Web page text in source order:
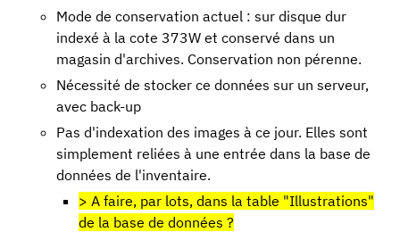
Mode de conservation actuel : sur disque dur
indexé à la cote 373W et conservé dans un
magasin d'archives. Conservation non pérenne.
Nécessité de stocker ce données sur un serveur,
avec back-up
Pas d'indexation des images à ce jour. Elles sont
simplement reliées à une entrée dans la base de
données de l'inventaire.
> A faire, par lots, dans la table "Illustrations"
de la base de données ?